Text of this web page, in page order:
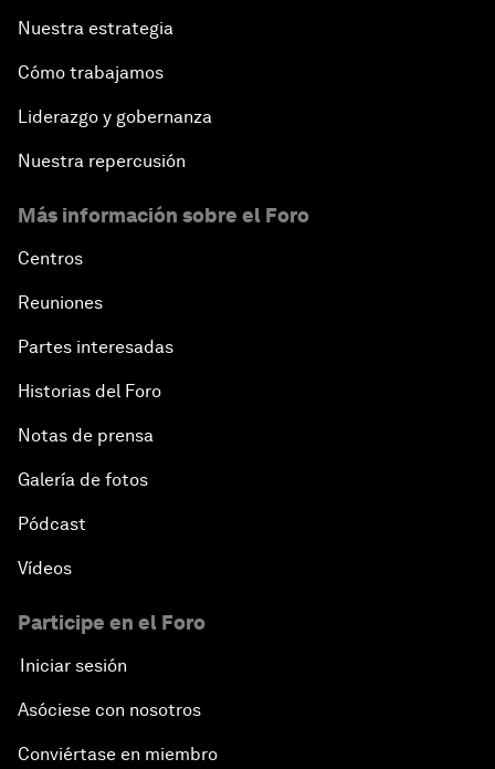
Nuestra estrategia
Cómo trabajamos
Liderazgo y gobernanza
Nuestra repercusión
Más información sobre el Foro
Centros
Reuniones
Partes interesadas
Historias del Foro
Notas de prensa
Galería de fotos
Pódcast
Vídeos
Participe en el Foro
Iniciar sesión
Asóciese con nosotros
Conviértase en miembro